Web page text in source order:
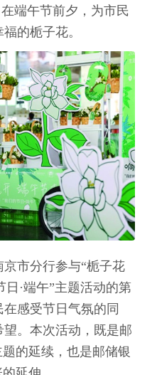
端午节前夕，为市民
的栀子花。
市分行参与“栀子花
·端午”主题活动的第
感受节日气氛的同
。本次活动，既是邮
的延续，也是邮储银